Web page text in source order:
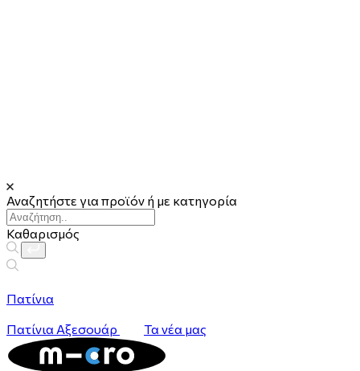
Αναζητήστε για προϊόν ή με κατηγορία
Καθαρισμός
Πατίνια
Πατίνια Αξεσουάρ Τα νέα μας